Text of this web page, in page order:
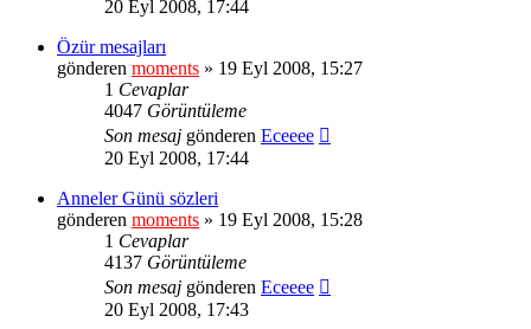
20 Eyl 2008, 17:44
Özür mesajları
gönderen moments » 19 Eyl 2008, 15:27
1 Cevaplar
4047 Görüntüleme
Son mesaj gönderen Eceeee
20 Eyl 2008, 17:44
Anneler Günü sözleri
gönderen moments » 19 Eyl 2008, 15:28
1 Cevaplar
4137 Görüntüleme
Son mesaj gönderen Eceeee
20 Eyl 2008, 17:43